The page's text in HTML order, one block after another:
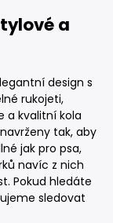
a
design s
rukojeti,
a kvalitní kola
tak, aby
jak pro psa,
navíc z nich
Pokud hledáte
sledovat